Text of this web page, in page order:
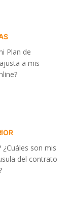
Plan de
a mis
son mis
del contrato